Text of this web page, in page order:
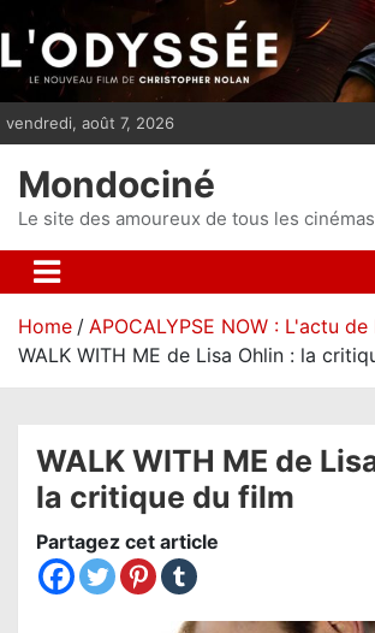
i
p
n
vendredi, août 7, 2026
Mondociné
Le site des amoureux de tous les cinémas
Home
APOCALYPSE NOW : L'actu de
WALK WITH ME de Lisa Ohlin : la
WALK WITH ME de
la critique du film
Partagez cet article